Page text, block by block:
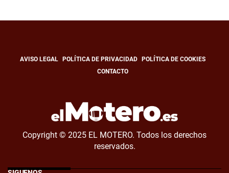
AVISO LEGAL POLÍTICA DE PRIVACIDAD
POLÍTICA DE COOKIES
CONTACTO
Copyright © 2025 EL MOTERO. Todos los derechos
reservados.